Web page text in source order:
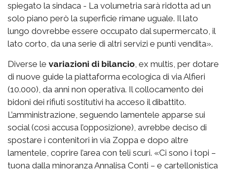
spiegato la sindaca - La volumetria sarà ridotta ad un
solo piano però la superficie rimane uguale. Il lato
lungo dovrebbe essere occupato dal supermercato, il
lato corto, da una serie di altri servizi e punti vendita».
Diverse le variazioni di bilancio, ex multis, per dotare
di nuove guide la piattaforma ecologica di via Alfieri
(10.000), da anni non operativa. Il collocamento dei
bidoni dei rifiuti sostitutivi ha acceso il dibattito.
L’amministrazione, seguendo lamentele apparse sui
social (così accusa l’opposizione), avrebbe deciso di
spostare i contenitori in via Zoppa e dopo altre
lamentele, coprire l’area con teli scuri. «Ci sono i topi –
tuona dalla minoranza Annalisa Conti – e cartellonistica